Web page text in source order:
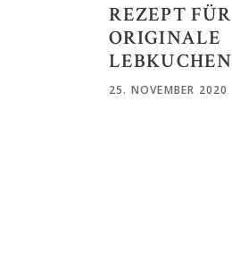
REZEPT FÜR
ORIGINALE
LEBKUCHEN
25. NOVEMBER 2020